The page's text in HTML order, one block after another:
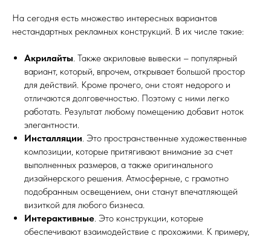
На сегодня есть множество интересных вариантов
нестандартных рекламных конструкций. В их числе такие:
Акрилайты. Также акриловые вывески – популярный
вариант, который, впрочем, открывает большой простор
для действий. Кроме прочего, они стоят недорого и
отличаются долговечностью. Поэтому с ними легко
работать. Результат любому помещению добавит ноток
элегантности.
Инсталляции. Это пространственные художественные
композиции, которые притягивают внимание за счет
выполненных размеров, а также оригинального
дизайнерского решения. Атмосферные, с грамотно
подобранным освещением, они станут впечатляющей
визиткой для любого бизнеса.
Интерактивные. Это конструкции, которые
обеспечивают взаимодействие с прохожими. К примеру,